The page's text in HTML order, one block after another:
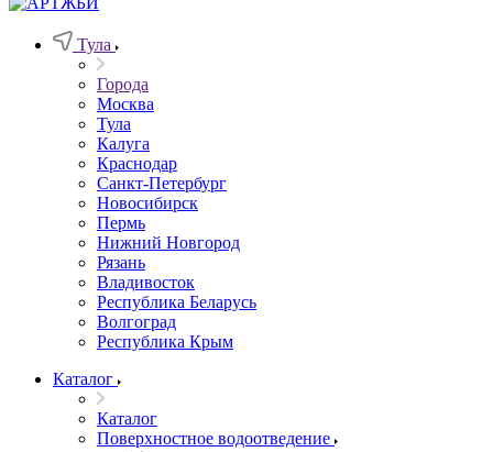
Тула
Города
Москва
Тула
Калуга
Краснодар
Санкт-Петербург
Новосибирск
Пермь
Нижний Новгород
Рязань
Владивосток
Республика Беларусь
Волгоград
Республика Крым
Каталог
Каталог
Поверхностное водоотведение